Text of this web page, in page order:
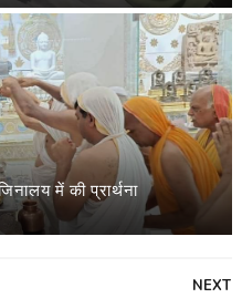
में की प्रार्थना
NEXT